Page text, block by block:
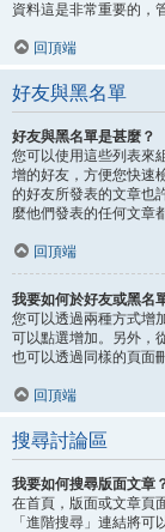
資料這是非常重要的，
回頂端
好友與黑名單
好友與黑名單是甚麼？
您可以使用這些列表來
增的好友，方便您快速
的好友所發表的文章也
麼他們發表的任何文章
回頂端
我要如何於好友或黑名
您可以透過兩種方式增
可以點選增加。另外，
也可以透過同樣的頁面
回頂端
搜尋討論區
我要如何搜尋版面文章
在首頁，版面或文章頁
「進階搜尋」連結將可